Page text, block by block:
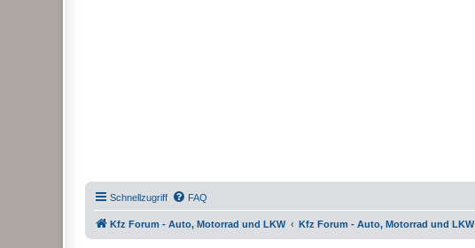
Schnellzugriff FAQ
Kfz Forum - Auto, Motorrad und LKW Kfz Forum - Auto, Motorrad und LKW